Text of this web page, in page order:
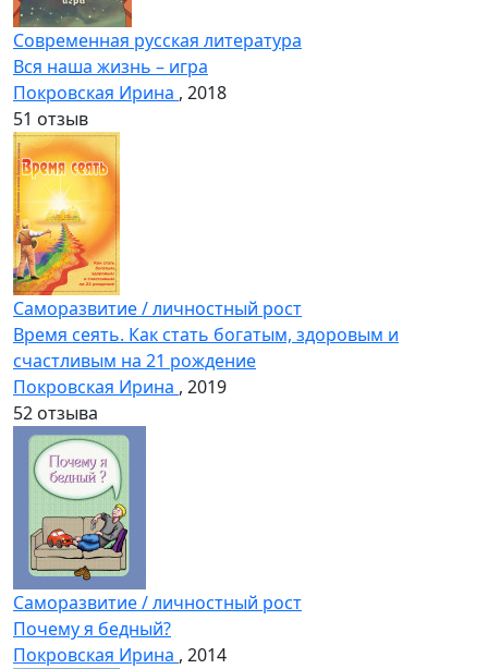
Современная русская литература
Вся наша жизнь – игра
Покровская Ирина , 2018
51 отзыв
Саморазвитие / личностный рост
Время сеять. Как стать богатым, здоровым и
счастливым на 21 рождение
Покровская Ирина , 2019
52 отзыва
Саморазвитие / личностный рост
Почему я бедный?
Покровская Ирина , 2014